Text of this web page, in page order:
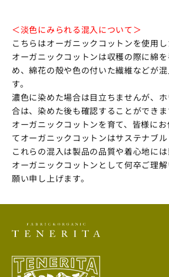
＜淡色にみられる混入について＞
こちらはオーガニックコットンを使用し
オーガニックコットンは収穫の際に綿
め、綿花の殻や色の付いた繊維などが
す。
濃色に染めた場合は目立ちませんが、
合は、染めた後も確認することができま
オーガニックコットンを育て、皆様に
てオーガニックコットンはサステナブル
これらの混入は製品の品質や着心地には
オーガニックコットンとして何卒ご理
願い申し上げます。